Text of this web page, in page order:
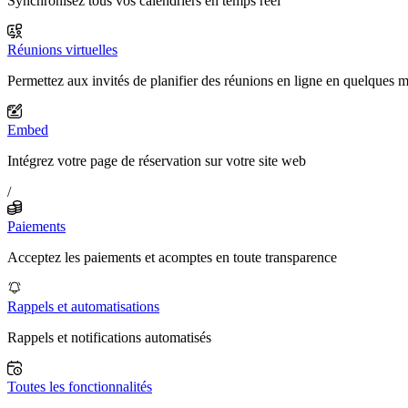
Réunions virtuelles
Permettez aux invités de planifier des réunions en ligne en quelques
Embed
Intégrez votre page de réservation sur votre site web
/
Paiements
Acceptez les paiements et acomptes en toute transparence
Rappels et automatisations
Rappels et notifications automatisés
Toutes les fonctionnalités